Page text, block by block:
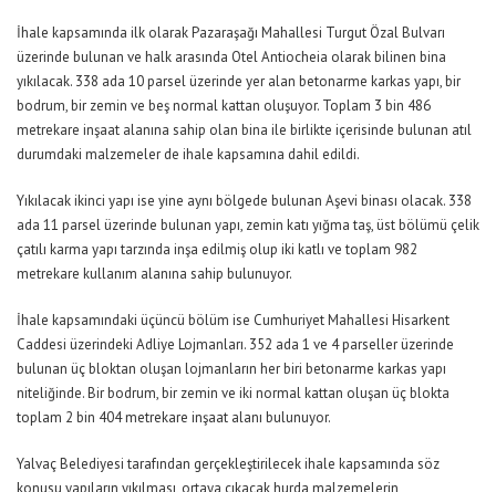
İhale kapsamında ilk olarak Pazaraşağı Mahallesi Turgut Özal Bulvarı
üzerinde bulunan ve halk arasında Otel Antiocheia olarak bilinen bina
yıkılacak. 338 ada 10 parsel üzerinde yer alan betonarme karkas yapı, bir
bodrum, bir zemin ve beş normal kattan oluşuyor. Toplam 3 bin 486
metrekare inşaat alanına sahip olan bina ile birlikte içerisinde bulunan atıl
durumdaki malzemeler de ihale kapsamına dahil edildi.
Yıkılacak ikinci yapı ise yine aynı bölgede bulunan Aşevi binası olacak. 338
ada 11 parsel üzerinde bulunan yapı, zemin katı yığma taş, üst bölümü çelik
çatılı karma yapı tarzında inşa edilmiş olup iki katlı ve toplam 982
metrekare kullanım alanına sahip bulunuyor.
İhale kapsamındaki üçüncü bölüm ise Cumhuriyet Mahallesi Hisarkent
Caddesi üzerindeki Adliye Lojmanları. 352 ada 1 ve 4 parseller üzerinde
bulunan üç bloktan oluşan lojmanların her biri betonarme karkas yapı
niteliğinde. Bir bodrum, bir zemin ve iki normal kattan oluşan üç blokta
toplam 2 bin 404 metrekare inşaat alanı bulunuyor.
Yalvaç Belediyesi tarafından gerçekleştirilecek ihale kapsamında söz